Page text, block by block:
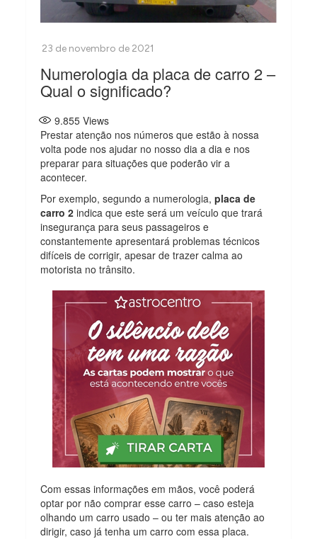
Numerologia da placa de carro 2 –
Qual o significado?
9.855 Views
Prestar atenção nos números que estão à nossa
volta pode nos ajudar no nosso dia a dia e nos
preparar para situações que poderão vir a
acontecer.
Por exemplo, segundo a numerologia,placa de
carro 2 indica que este será um veículo que trará
insegurança para seus passageiros e
constantemente apresentará problemas técnicos
difíceis de corrigir, apesar de trazer calma ao
motorista no trânsito.
Com essas informações em mãos, você poderá
optar por não comprar esse carro – caso esteja
olhando um carro usado – ou ter mais atenção ao
dirigir, caso já tenha um carro com essa placa.